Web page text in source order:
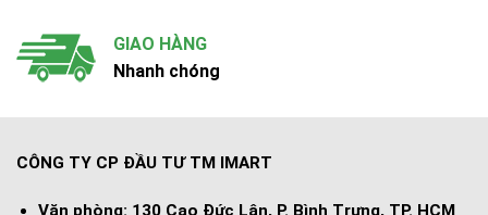
GIAO HÀNG
Nhanh chóng
CÔNG TY CP ĐẦU TƯ TM IMART
Văn phòng: 130 Cao Đức Lân, P. Bình Trưng, TP. HCM